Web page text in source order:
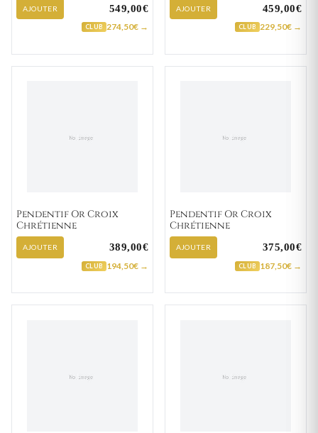
AJOUTER 549,00€
CLUB 274,50€ →
AJOUTER 459,00€
CLUB 229,50€ →
Pendentif Or Croix
Chrétienne
AJOUTER 389,00€
CLUB 194,50€ →
Pendentif Or Croix
Chrétienne
AJOUTER 375,00€
CLUB 187,50€ →